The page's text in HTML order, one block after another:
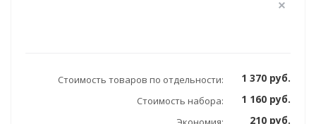
Стоимость товаров по отдельности: 1 370 руб.
Стоимость набора: 1 160 руб.
210 руб.